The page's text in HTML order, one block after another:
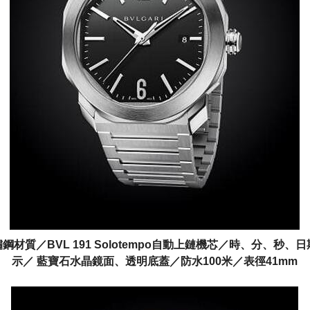
鋼材質／BVL 191 Solotempo自動上鏈機芯／時、分、秒、日
示／ 藍寶石水晶鏡面、透明底蓋／防水100米／表徑41mm